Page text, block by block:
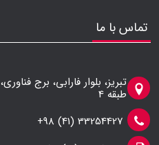
تماس با ما
تبریز، بلوار فارابی، برج فناوری،
طبقه 4
33254427 (41) 98+